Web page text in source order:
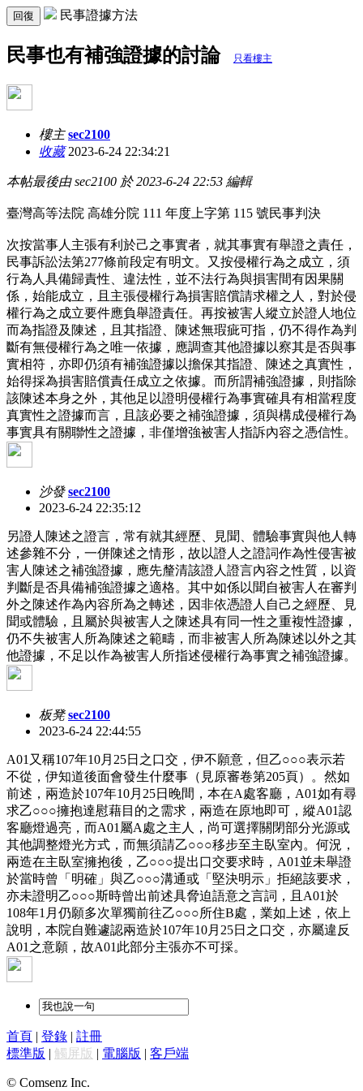
回復 民事證據方法
民事也有補強證據的討論 只看樓主
樓主 sec2100
收藏2023-6-24 22:34:21
本帖最後由 sec2100 於 2023-6-24 22:53 編輯
臺灣高等法院 高雄分院 111 年度上字第 115 號民事判決
次按當事人主張有利於己之事實者，就其事實有舉證之責任，
民事訴訟法第277條前段定有明文。又按侵權行為之成立，須
行為人具備歸責性、違法性，並不法行為與損害間有因果關
係，始能成立，且主張侵權行為損害賠償請求權之人，對於侵
權行為之成立要件應負舉證責任。再按被害人縱立於證人地位
而為指證及陳述，且其指證、陳述無瑕疵可指，仍不得作為判
斷有無侵權行為之唯一依據，應調查其他證據以察其是否與事
實相符，亦即仍須有補強證據以擔保其指證、陳述之真實性，
始得採為損害賠償責任成立之依據。而所謂補強證據，則指除
該陳述本身之外，其他足以證明侵權行為事實確具有相當程度
真實性之證據而言，且該必要之補強證據，須與構成侵權行為
事實具有關聯性之證據，非僅增強被害人指訴內容之憑信性。
沙發 sec2100
2023-6-24 22:35:12
另證人陳述之證言，常有就其經歷、見聞、體驗事實與他人轉
述參雜不分，一併陳述之情形，故以證人之證詞作為性侵害被
害人陳述之補強證據，應先釐清該證人證言內容之性質，以資
判斷是否具備補強證據之適格。其中如係以聞自被害人在審判
外之陳述作為內容所為之轉述，因非依憑證人自己之經歷、見
聞或體驗，且屬於與被害人之陳述具有同一性之重複性證據，
仍不失被害人所為陳述之範疇，而非被害人所為陳述以外之其
他證據，不足以作為被害人所指述侵權行為事實之補強證據。
板凳 sec2100
2023-6-24 22:44:55
A01又稱107年10月25日之口交，伊不願意，但乙○○○表示若
不從，伊知道後面會發生什麼事（見原審卷第205頁）。然如
前述，兩造於107年10月25日晚間，本在A處客廳，A01如有尋
求乙○○○擁抱達慰藉目的之需求，兩造在原地即可，縱A01認
客廳燈過亮，而A01屬A處之主人，尚可選擇關閉部分光源或
其他調整燈光方式，而無須請乙○○○移步至主臥室內。何況，
兩造在主臥室擁抱後，乙○○○提出口交要求時，A01並未舉證
於當時曾「明確」與乙○○○溝通或「堅決明示」拒絕該要求，
亦未證明乙○○○斯時曾出前述具脅迫語意之言詞，且A01於
108年1月仍願多次單獨前往乙○○○所住B處，業如上述，依上
說明，本院自難遽認兩造於107年10月25日之口交，亦屬違反
A01之意願，故A01此部分主張亦不可採。
首頁 | 登錄 | 註冊
標準版 | 觸屏版 | 電腦版 | 客戶端
© Comsenz Inc.